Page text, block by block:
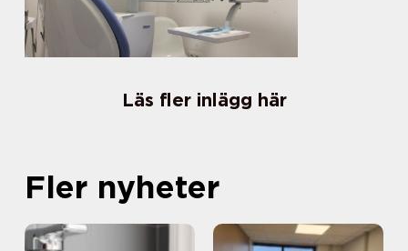
Läs fler inlägg här
Fler nyheter